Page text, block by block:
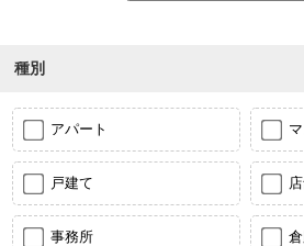
種別
アパート
戸建て
事務所